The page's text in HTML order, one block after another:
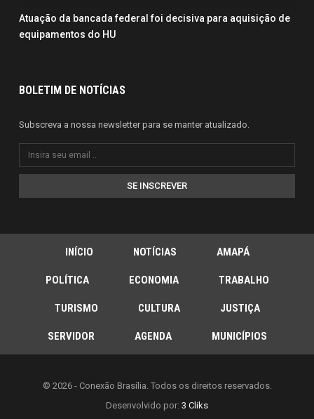
Atuação da bancada federal foi decisiva para aquisição de
equipamentos do HU
BOLETIM DE NOTÍCIAS
Subscreva a nossa newsletter para se manter atualizado.
SE INSCREVER
INÍCIO NOTÍCIAS AMAPÁ
POLÍTICA ECONOMIA TRABALHO
TURISMO CULTURA JUSTIÇA
SERVIDOR AGENDA MUNICÍPIOS
© 2026 - Conexão Brasília. Todos os direitos reservados.
Desenvolvido por: 3 Cliks